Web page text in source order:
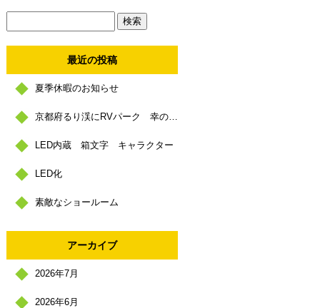
最近の投稿
夏季休暇のお知らせ
京都府るり渓にRVパーク 幸の里 https://sachinosato.com/
LED内蔵 箱文字 キャラクター
LED化
素敵なショールーム
アーカイブ
2026年7月
2026年6月